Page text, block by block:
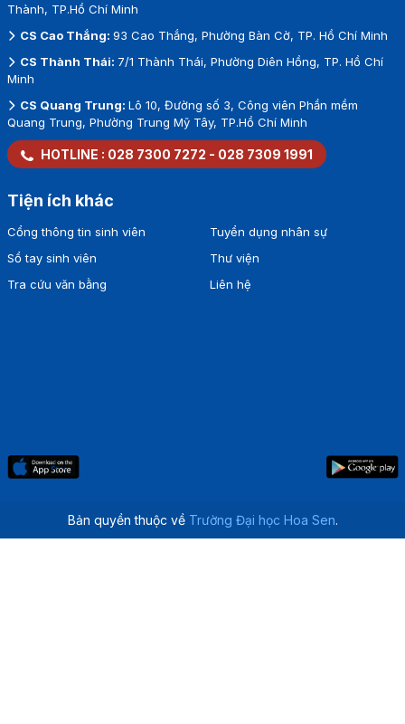
Thành, TP.Hồ Chí Minh
CS Cao Thắng: 93 Cao Thắng, Phường Bàn Cờ, TP. Hồ Chí Minh
CS Thành Thái: 7/1 Thành Thái, Phường Diên Hồng, TP. Hồ Chí
Minh
CS Quang Trung: Lô 10, Đường số 3, Công viên Phần mềm
Quang Trung, Phường Trung Mỹ Tây, TP.Hồ Chí Minh
HOTLINE : 028 7300 7272 - 028 7309 1991
Tiện ích khác
Cổng thông tin sinh viên
Sổ tay sinh viên
Tra cứu văn bằng
Tuyển dụng nhân sự
Thư viện
Liên hệ
Bản quyền thuộc về Trường Đại học Hoa Sen.